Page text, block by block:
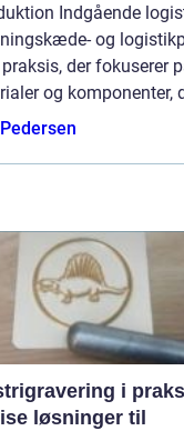
Indgående
og
praksis, der fokuserer
og komponenter,
i
løsninger til